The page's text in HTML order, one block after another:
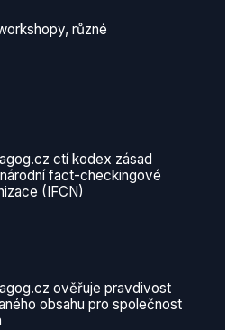
různé
ctí kodex zásad
fact-checkingové
(IFCN)
ověřuje pravdivost
obsahu pro společnost